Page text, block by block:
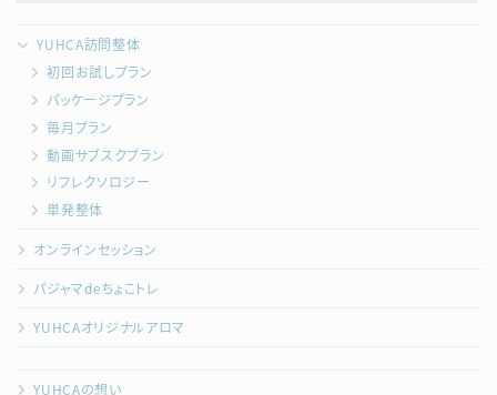
YUHCA訪問整体
初回お試しプラン
パッケージプラン
毎月プラン
動画サブスクプラン
リフレクソロジー
単発整体
オンラインセッション
パジャマdeちょこトレ
YUHCAオリジナルアロマ
YUHCAの想い